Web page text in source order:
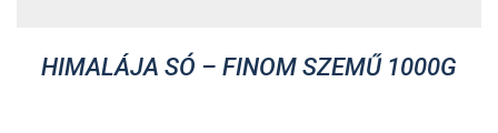
HIMALÁJA SÓ – FINOM SZEMŰ 1000G